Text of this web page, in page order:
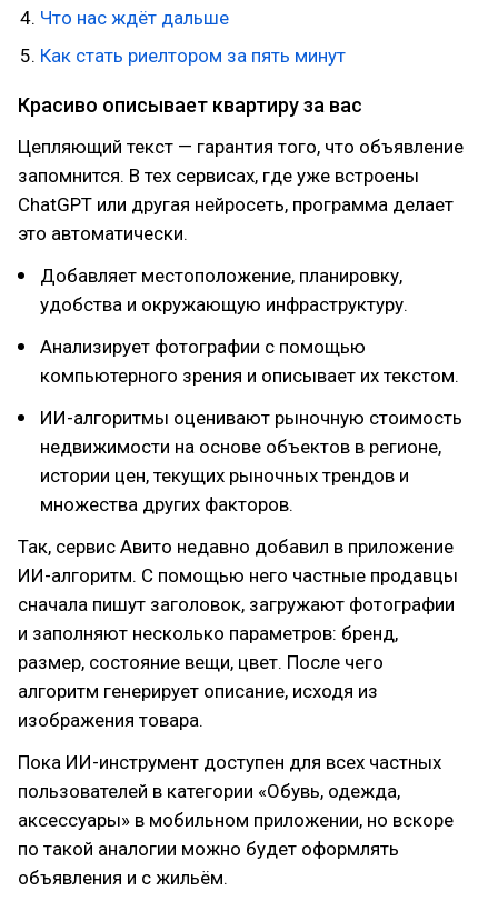
Что нас ждёт дальше
Как стать риелтором за пять минут
Красиво описывает квартиру за вас
Цепляющий текст — гарантия того, что объявление
запомнится. В тех сервисах, где уже встроены
ChatGPT или другая нейросеть, программа делает
это автоматически.
Добавляет местоположение, планировку,
удобства и окружающую инфраструктуру.
Анализирует фотографии с помощью
компьютерного зрения и описывает их текстом.
ИИ-алгоритмы оценивают рыночную стоимость
недвижимости на основе объектов в регионе,
истории цен, текущих рыночных трендов и
множества других факторов.
Так, сервис Авито недавно добавил в приложение
ИИ-алгоритм. С помощью него частные продавцы
сначала пишут заголовок, загружают фотографии
и заполняют несколько параметров: бренд,
размер, состояние вещи, цвет. После чего
алгоритм генерирует описание, исходя из
изображения товара.
Пока ИИ-инструмент доступен для всех частных
пользователей в категории «Обувь, одежда,
аксессуары» в мобильном приложении, но вскоре
по такой аналогии можно будет оформлять
объявления и с жильём.